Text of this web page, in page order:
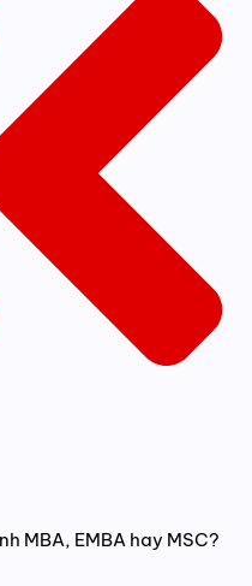
MBA, EMBA hay MSC?